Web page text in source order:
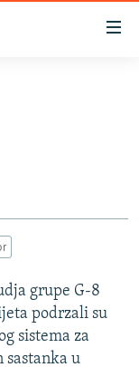
grupe G-8
podrzali su
sistema za
u